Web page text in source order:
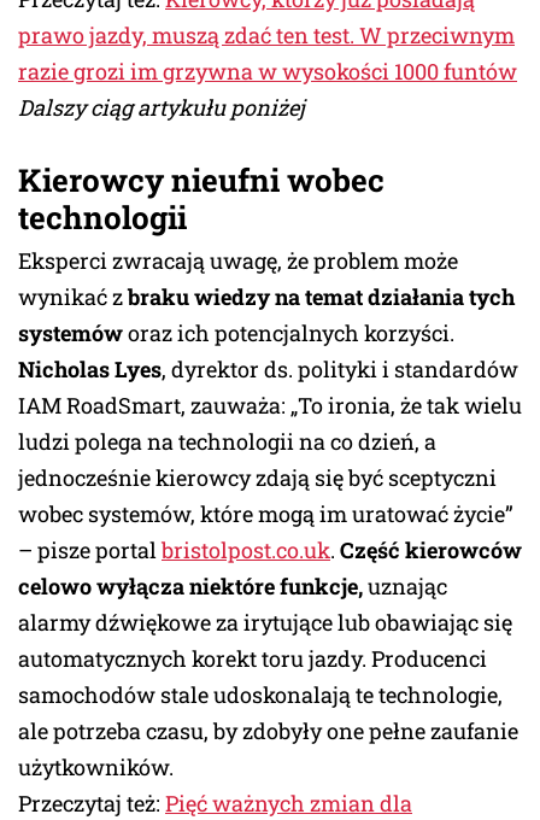
prawo jazdy, muszą zdać ten test. W przeciwnym
razie grozi im grzywna w wysokości 1000 funtów
Dalszy ciąg artykułu poniżej
Kierowcy nieufni wobec
technologii
Eksperci zwracają uwagę, że problem może
wynikać zbraku wiedzy na temat działania tych
systemóworaz ich potencjalnych korzyści.
Nicholas Lyes, dyrektor ds. polityki i standardów
IAM RoadSmart, zauważa: „To ironia, że tak wielu
ludzi polega na technologii na co dzień, a
jednocześnie kierowcy zdają się być sceptyczni
wobec systemów, które mogą im uratować życie”
– pisze portalbristolpost.co.uk. Część kierowców
celowo wyłącza niektóre funkcje,uznając
alarmy dźwiękowe za irytujące lub obawiając się
automatycznych korekt toru jazdy. Producenci
samochodów stale udoskonalają te technologie,
ale potrzeba czasu, by zdobyły one pełne zaufanie
użytkowników.
Przeczytaj też: Pięć ważnych zmian dla